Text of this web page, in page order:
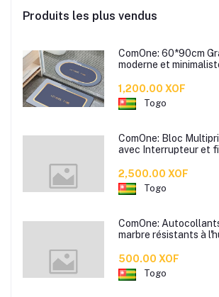
Produits les plus vendus
ComOne: 60*90cm
moderne et
toilettes, chambre à
d'entrée
1,200.00 XOF
Togo
ComOne: Bloc
avec Interrupteur et
2,500.00 XOF
Togo
ComOne:
marbre résistants à
résistants aux hautes
hotte de cuisine,
imperméables et
500.00 XOF
Togo